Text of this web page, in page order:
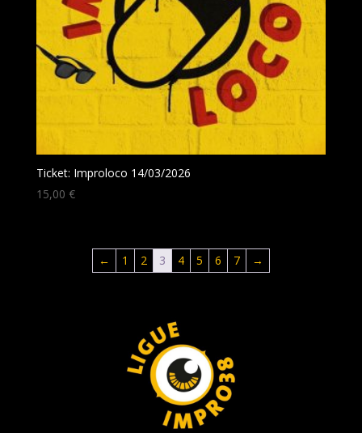
Ticket: Improloco 14/03/2026
15,00 €
← 1 2 3 4 5 6 7 →